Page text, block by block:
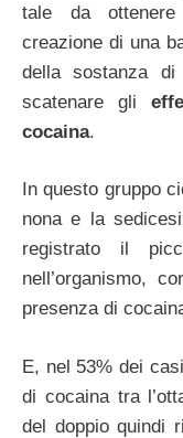
tale da ottenere
creazione di una
della sostanza
scatenare gli
cocaina.
In questo gruppo
nona e la
registrato il
nell’organismo,
presenza di
E, nel 53% dei
di cocaina tra
del doppio quindi